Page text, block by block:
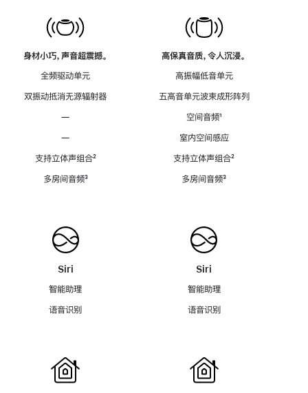
身材小巧，声音超震撼。
全频驱动单元
双振动抵消无源辐射器
—
—
支持立体声组合脚
²
多房间音频脚
³
Siri
智能助理
语音识别
高保真音质，令人沉浸。
高振幅低音单元
五高音单元波束成形阵列
空间音频脚
¹
室内空间感应
支持立体声组合脚
²
多房间音频脚
³
Siri
智能助理
语音识别